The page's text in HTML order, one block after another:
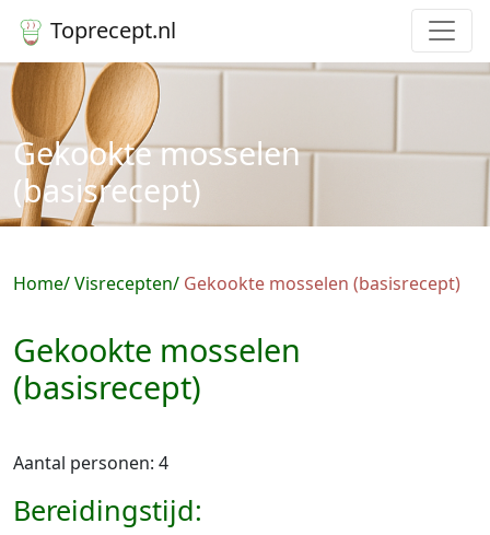
Toprecept.nl
Gekookte mosselen
(basisrecept)
Home Visrecepten Gekookte mosselen (basisrecept)
Gekookte mosselen
(basisrecept)
Aantal personen: 4
Bereidingstijd: